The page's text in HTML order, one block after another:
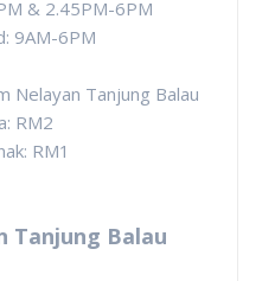
& 2.45PM-6PM
9AM-6PM
Nelayan Tanjung Balau
RM2
RM1
Tanjung Balau